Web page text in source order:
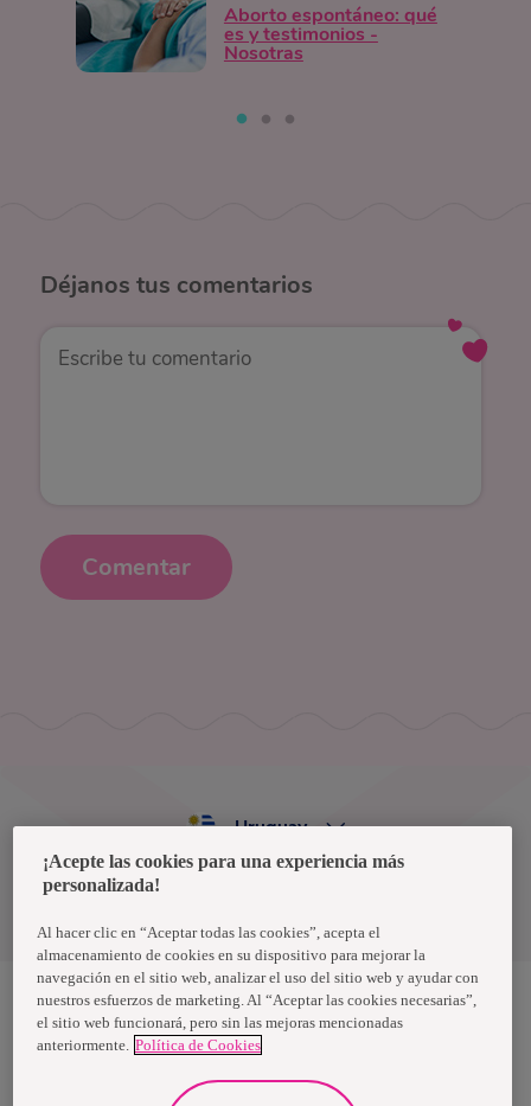
Aborto espontáneo: qué
es y testimonios -
Nosotras
Déjanos tus comentarios
Comentar
Política de privacidad de datos
Uruguay
Nosotras, una marca de Essity - una compañía global líder en
higiene y salud. Cada día, mil millones de personas, en todo el
propósito es romper barreras por el bienestar en beneficio de
¡Acepte las cookies para una experiencia más
personalizada!
Al hacer clic en “Aceptar todas las cookies”, acepta el
almacenamiento de cookies en su dispositivo para mejorar la
navegación en el sitio web, analizar el uso del sitio web y ayudar con
nuestros esfuerzos de marketing. Al “Aceptar las cookies necesarias”,
el sitio web funcionará, pero sin las mejoras mencionadas
anteriormente. Política de Cookies